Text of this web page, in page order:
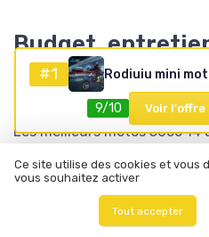
Budget,
détachées et
électriques pour
Les meilleurs motos 50cc
disponibilité des pièces
d’occasion peut sembler
moto complète et quelques
#1
9/10 Voir l'offre
Ce site utilise des cookies et vous
vous souhaitez activer
Tout accepter